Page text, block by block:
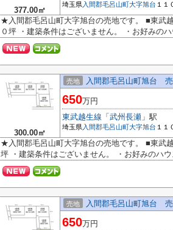
377.00㎡
埼玉県入間郡毛呂山町大字旭台 １１
★入間郡毛呂山町大字旭台の売地です。 ■東武
０坪 ・建築条件はございません。 ・お好みの
300.00㎡
売地 入間郡毛呂山町旭台 売
650万円
東武越生線 「 武州長瀬 」駅
埼玉県入間郡毛呂山町大字旭台 １１
★入間郡毛呂山町大字旭台の売地です。 ■東武
坪 ・建築条件はございません。 ・お好みのハ
売地 入間郡毛呂山町旭台 売
650万円